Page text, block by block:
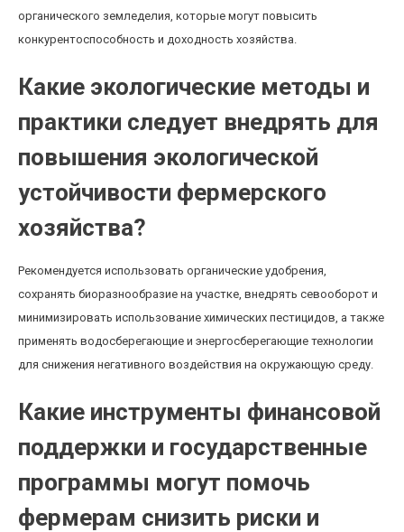
органического земледелия, которые могут повысить
конкурентоспособность и доходность хозяйства.
Какие экологические методы и
практики следует внедрять для
повышения экологической
устойчивости фермерского
хозяйства?
Рекомендуется использовать органические удобрения,
сохранять биоразнообразие на участке, внедрять севооборот и
минимизировать использование химических пестицидов, а также
применять водосберегающие и энергосберегающие технологии
для снижения негативного воздействия на окружающую среду.
Какие инструменты финансовой
поддержки и государственные
программы могут помочь
фермерам снизить риски и